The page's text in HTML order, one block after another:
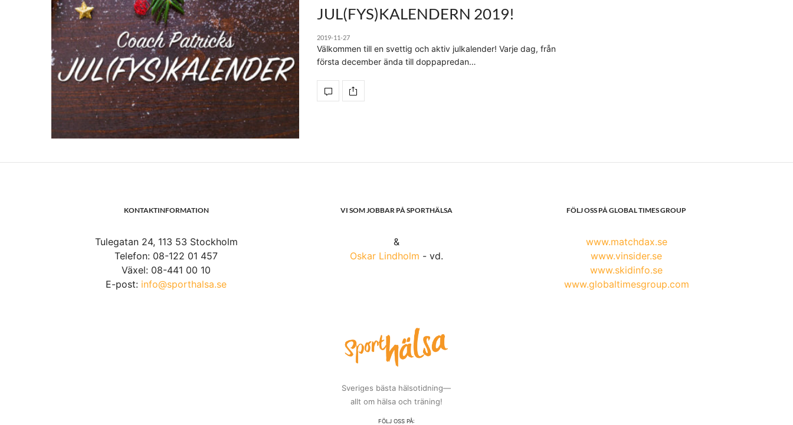
JUL(FYS)KALENDERN 2019!
2019-11-27
Välkommen till en svettig och aktiv julkalender! Varje dag, från
första december ända till doppapredan…
KONTAKTINFORMATION
Tulegatan 24, 113 53 Stockholm
Telefon: 08-122 01 457
Växel: 08-441 00 10
E-post: info@sporthalsa.se
VI SOM JOBBAR PÅ SPORTHÄLSA
&
Oskar Lindholm - vd.
Sveriges bästa hälsotidning—
allt om hälsa och träning!
FÖLJ OSS PÅ:
FÖLJ OSS PÅ GLOBAL TIMES GROUP
www.matchdax.se
www.vinsider.se
www.skidinfo.se
www.globaltimesgroup.com